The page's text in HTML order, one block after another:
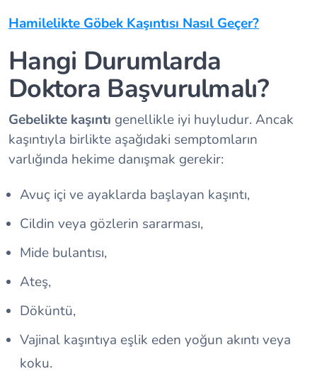
Hamilelikte Göbek Kaşıntısı Nasıl Geçer?
Hangi Durumlarda
Doktora Başvurulmalı?
Gebelikte kaşıntı genellikle iyi huyludur. Ancak
kaşıntıyla birlikte aşağıdaki semptomların
varlığında hekime danışmak gerekir:
Avuç içi ve ayaklarda başlayan kaşıntı,
Cildin veya gözlerin sararması,
Mide bulantısı,
Ateş,
Döküntü,
Vajinal kaşıntıya eşlik eden yoğun akıntı veya
koku.